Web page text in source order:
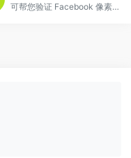
可帮您验证 Facebook 像素是否正常运行的工具